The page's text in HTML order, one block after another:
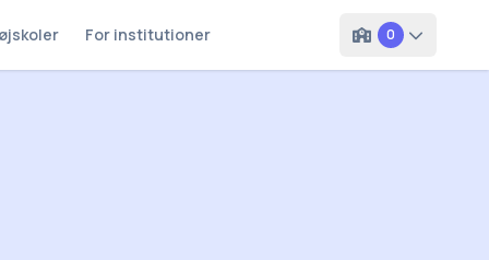
For institutioner 0